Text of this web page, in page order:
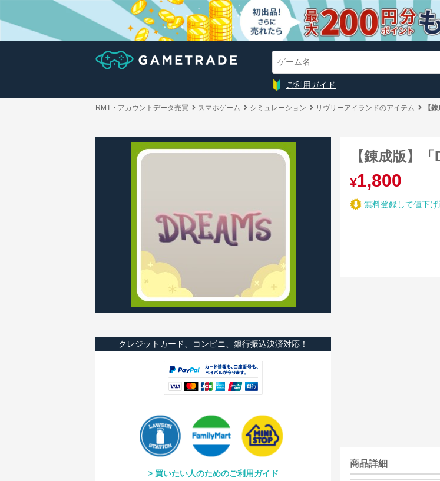
ご利用ガイド
RMT・アカウントデータ売買 スマホゲーム シミュレーション リヴリーアイランドのアイテム 【
クレジットカード、コンビニ、銀行振込決済対応！
買いたい人のためのご利用ガイド
【錬成版】
¥1,800
無料登録して値下
商品詳細